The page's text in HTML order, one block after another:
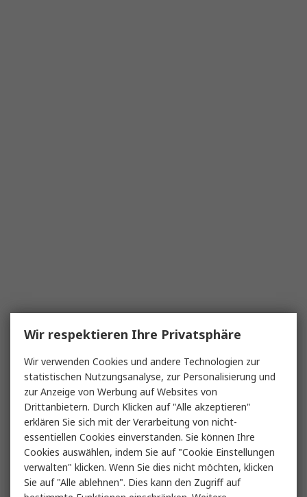
Wir respektieren Ihre Privatsphäre
Wir verwenden Cookies und andere Technologien zur
statistischen Nutzungsanalyse, zur Personalisierung und
zur Anzeige von Werbung auf Websites von
Drittanbietern. Durch Klicken auf "Alle akzeptieren"
erklären Sie sich mit der Verarbeitung von nicht-
essentiellen Cookies einverstanden. Sie können Ihre
Cookies auswählen, indem Sie auf "Cookie Einstellungen
verwalten" klicken. Wenn Sie dies nicht möchten, klicken
Sie auf "Alle ablehnen". Dies kann den Zugriff auf